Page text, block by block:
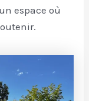
espace où